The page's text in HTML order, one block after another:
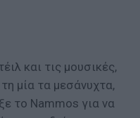
και τις μουσικές,
μία τα μεσάνυχτα,
το Nammos για να